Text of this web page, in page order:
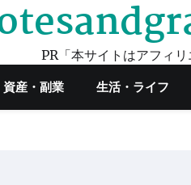
PR「本サイトはアフィ
資産・副業 生活・ライフ